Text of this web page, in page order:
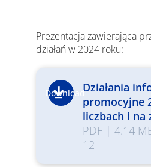
Prezentacja zawierająca
działań w 2024 roku:
DownloadDziałania
promocyjne
liczbach i na
PDF| 4.14
12